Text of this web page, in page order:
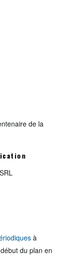
de la
à
du plan en